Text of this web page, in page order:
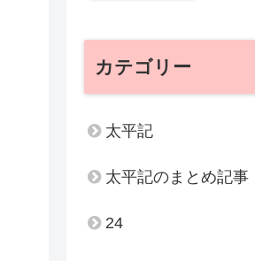
カテゴリー
太平記
太平記のまとめ記事
24